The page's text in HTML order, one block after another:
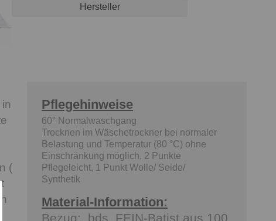
Hersteller
(
Pflegehinweise
60° Normalwaschgang
Trocknen im Wäschetrockner bei normaler
Belastung und Temperatur (80 °C) ohne
Einschränkung möglich, 2 Punkte
Pflegeleicht, 1 Punkt Wolle/ Seide/
Synthetik
Material-Information:
Bezug: bds. FEIN-Batist aus 100